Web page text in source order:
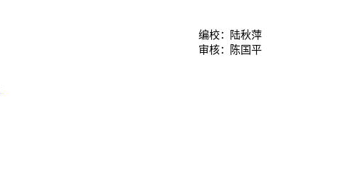
编校： 陆秋萍
审核： 陈国平